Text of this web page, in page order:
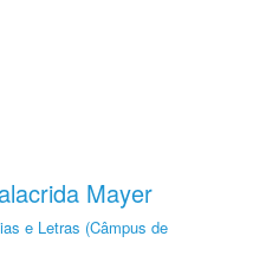
Mayer
e Letras (Câmpus de